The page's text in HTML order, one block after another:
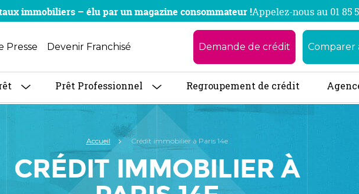
taux immobiliers – élu par un magazine consommateur !Appelez-nous au 01 85
Presse Devenir Franchisé Demande de crédit Comparer
Prêt Professionnel Regroupement de crédit
Accueil Crédit immobilier à Paris 14e
CRÉDIT IMMOBILIER À